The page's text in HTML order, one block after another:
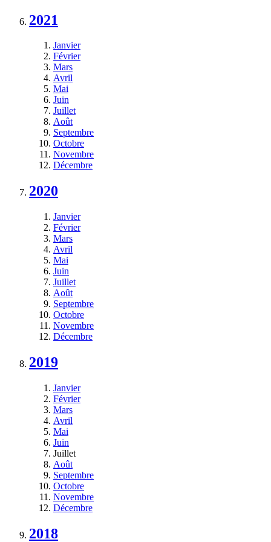
2021
Janvier
Février
Mars
Avril
Mai
Juin
Juillet
Août
Septembre
Octobre
Novembre
Décembre
2020
Janvier
Février
Mars
Avril
Mai
Juin
Juillet
Août
Septembre
Octobre
Novembre
Décembre
2019
Janvier
Février
Mars
Avril
Mai
Juin
Juillet
Août
Septembre
Octobre
Novembre
Décembre
2018